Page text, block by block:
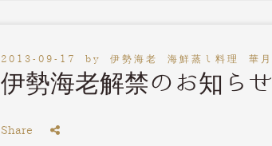
2013-09-17 by 伊勢海老 海鮮蒸し料理 華月
伊勢海老解禁のお知らせ
Share